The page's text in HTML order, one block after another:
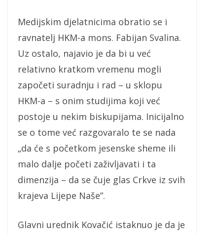
Medijskim djelatnicima obratio se i
ravnatelj HKM-a mons. Fabijan Svalina.
Uz ostalo, najavio je da bi u već
relativno kratkom vremenu mogli
započeti suradnju i rad – u sklopu
HKM-a – s onim studijima koji već
postoje u nekim biskupijama. Inicijalno
se o tome već razgovaralo te se nada
„da će s početkom jesenske sheme ili
malo dalje početi zaživljavati i ta
dimenzija – da se čuje glas Crkve iz svih
krajeva Lijepe Naše”.
Glavni urednik Kovačić istaknuo je da je